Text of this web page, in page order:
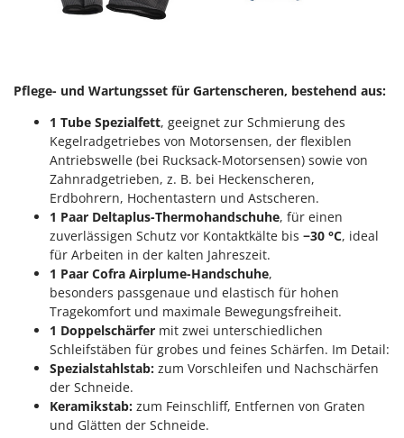
Schnitzer
Silky
Simatech
Sirman
Skil
Smartwood
Smeg
Snapper
Solidur
Spice Electronics
Spiralmac
Spring Protezione
Spyro
Pflege- und Wartungsset für Gartenscheren, bestehend aus:
1 Tube Spezialfett, geeignet zur Schmierung des
Kegelradgetriebes von Motorsensen, der flexiblen
Antriebswelle (bei Rucksack-Motorsensen) sowie von
Zahnradgetrieben, z. B. bei Heckenscheren,
Erdbohrern, Hochentastern und Astscheren.
1 Paar Deltaplus-Thermohandschuhe, für einen
zuverlässigen Schutz vor Kontaktkälte bis −30 °C, ideal
für Arbeiten in der kalten Jahreszeit.
1 Paar Cofra Airplume-Handschuhe,
besonders passgenaue und elastisch für hohen
Tragekomfort und maximale Bewegungsfreiheit.
1 Doppelschärfer mit zwei unterschiedlichen
Schleifstäben für grobes und feines Schärfen. Im Detail:
Spezialstahlstab: zum Vorschleifen und Nachschärfen
der Schneide.
Keramikstab: zum Feinschliff, Entfernen von Graten
und Glätten der Schneide.